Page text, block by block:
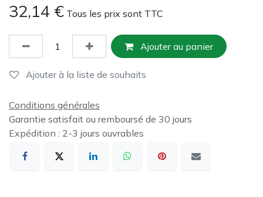
32,14 € Tous les prix sont TTC
Ajouter au panier
Ajouter à la liste de souhaits
Conditions générales
Garantie satisfait ou remboursé de 30 jours
Expédition : 2-3 jours ouvrables